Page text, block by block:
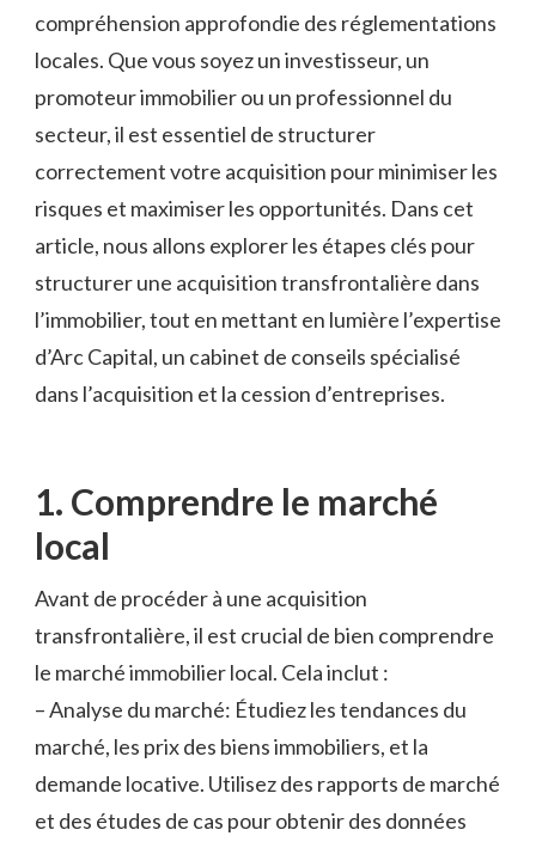
compréhension approfondie des réglementations
locales. Que vous soyez un investisseur, un
promoteur immobilier ou un professionnel du
secteur, il est essentiel de structurer
correctement votre acquisition pour minimiser les
risques et maximiser les opportunités. Dans cet
article, nous allons explorer les étapes clés pour
structurer une acquisition transfrontalière dans
l’immobilier, tout en mettant en lumière l’expertise
d’Arc Capital, un cabinet de conseils spécialisé
dans l’acquisition et la cession d’entreprises.
1. Comprendre le marché
local
Avant de procéder à une acquisition
transfrontalière, il est crucial de bien comprendre
le marché immobilier local. Cela inclut :
– Analyse du marché: Étudiez les tendances du
marché, les prix des biens immobiliers, et la
demande locative. Utilisez des rapports de marché
et des études de cas pour obtenir des données